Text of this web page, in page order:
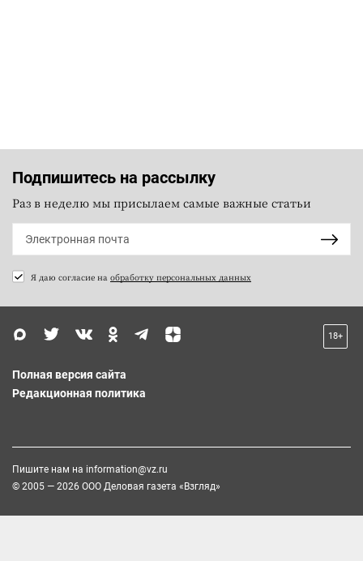
Подпишитесь на рассылку
Раз в неделю мы присылаем самые важные статьи
Я даю согласие на обработку персональных данных
18+
Полная версия сайта
Редакционная политика
Пишите нам на information@vz.ru
© 2005 — 2026 ООО Деловая газета «Взгляд»